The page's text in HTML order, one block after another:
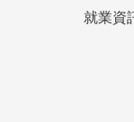
就業資